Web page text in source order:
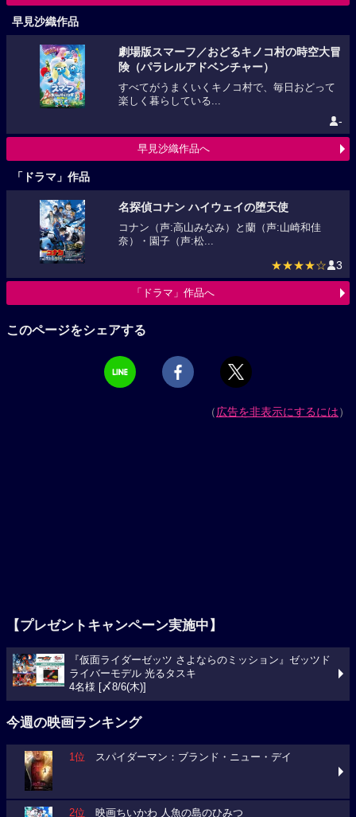
早見沙織作品
劇場版スマーフ／おどるキノコ村の時空大冒
険（パラレルアドベンチャー）
すべてがうまくいくキノコ村で、毎日おどって
楽しく暮らしている...
-
早見沙織作品へ
「ドラマ」作品
名探偵コナン ハイウェイの堕天使
コナン（声:高山みなみ）と蘭（声:山崎和佳
奈）・園子（声:松...
★★★★☆ 3
「ドラマ」作品へ
このページをシェアする
（広告を非表示にするには）
【プレゼントキャンペーン実施中】
『仮面ライダーゼッツ さよならのミッション』ゼッツド
ライバーモデル 光るタスキ
4名様 [〆8/6(木)]
今週の映画ランキング
1位 スパイダーマン：ブランド・ニュー・デイ
2位 映画ちいかわ 人魚の島のひみつ